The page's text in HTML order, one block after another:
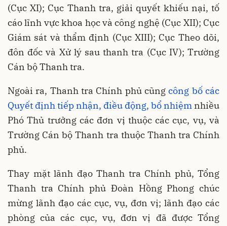
(Cục XI); Cục Thanh tra, giải quyết khiếu nại, tố
cáo lĩnh vực khoa học và công nghệ (Cục XII); Cục
Giám sát và thẩm định (Cục XIII); Cục Theo dõi,
đôn đốc và Xử lý sau thanh tra (Cục IV); Trường
Cán bộ Thanh tra.
Ngoài ra, Thanh tra Chính phủ cũngcông bố các
Quyết định tiếp nhận, điều động, bổ nhiệm nhiều
Phó Thủ trưởng các đơn vị thuộc các cục, vụ, và
Trường Cán bộ Thanh tra thuộc Thanh tra Chính
phủ.
Thay mặt lãnh đạo Thanh tra Chính phủ, Tổng
Thanh tra Chính phủ Đoàn Hồng Phong chúc
mừng lãnh đạo các cục, vụ, đơn vị; lãnh đạo các
phòng của các cục, vụ, đơn vị đã được Tổng